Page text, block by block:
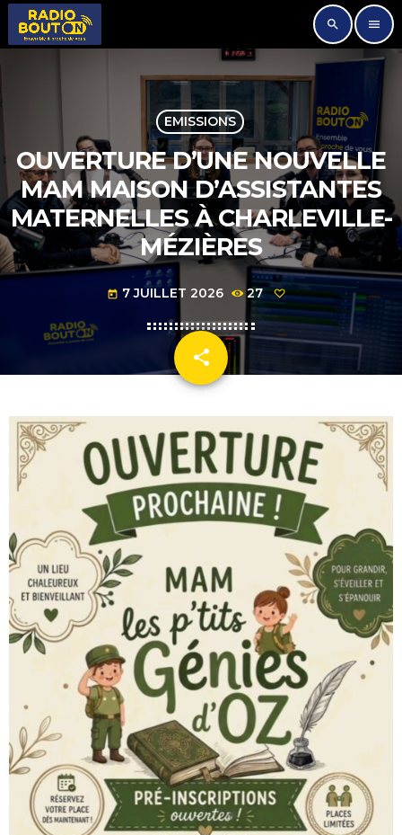
search menu
EMISSIONS
OUVERTURE D’UNE NOUVELLE
MAM MAISON D’ASSISTANTES
MATERNELLES À CHARLEVILLE-
MÉZIÈRES
today 7 JUILLET 2026 27
share
email